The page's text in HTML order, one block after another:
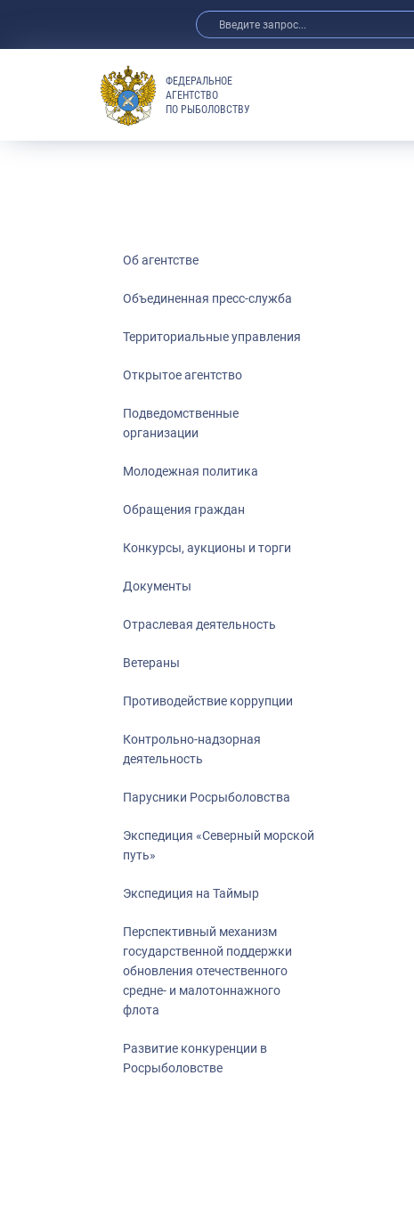
ФЕДЕРАЛЬНОЕ
АГЕНТСТВО
ПО РЫБОЛОВСТВУ
Об агентстве
Объединенная пресс-служба
Территориальные управления
Открытое агентство
Подведомственные
организации
Молодежная политика
Обращения граждан
Конкурсы, аукционы и торги
Документы
Отраслевая деятельность
Ветераны
Противодействие коррупции
Контрольно-надзорная
деятельность
Парусники Росрыболовства
Экспедиция «Северный морской
путь»
Экспедиция на Таймыр
Перспективный механизм
государственной поддержки
обновления отечественного
средне- и малотоннажного
флота
Развитие конкуренции в
Росрыболовстве